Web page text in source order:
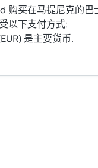
购买在马提尼克的巴
以下支付方式:
是主要货币.